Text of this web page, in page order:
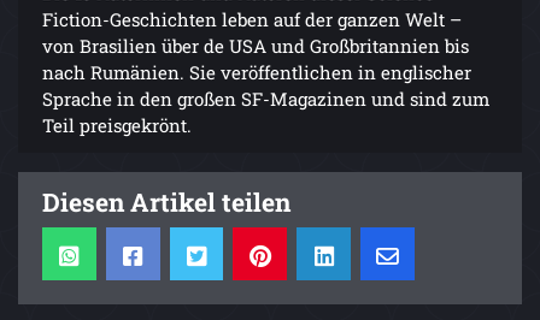
Fiction-Geschichten leben auf der ganzen Welt –
von Brasilien über de USA und Großbritannien bis
nach Rumänien. Sie veröffentlichen in englischer
Sprache in den großen SF-Magazinen und sind zum
Teil preisgekrönt.
Diesen Artikel teilen